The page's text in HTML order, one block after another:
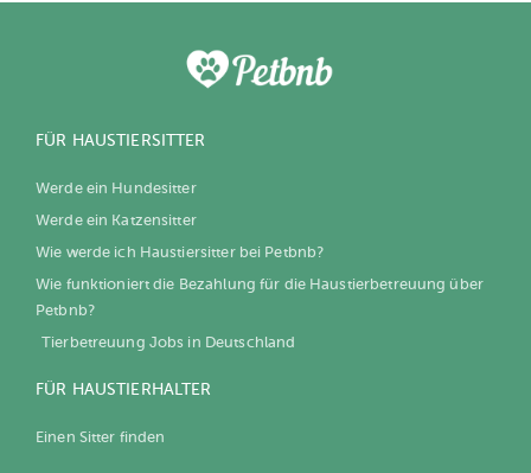
FÜR HAUSTIERSITTER
Werde ein Hundesitter
Werde ein Katzensitter
Wie werde ich Haustiersitter bei Petbnb?
Wie funktioniert die Bezahlung für die Haustierbetreuung über
Petbnb?
Tierbetreuung Jobs in Deutschland
FÜR HAUSTIERHALTER
Einen Sitter finden